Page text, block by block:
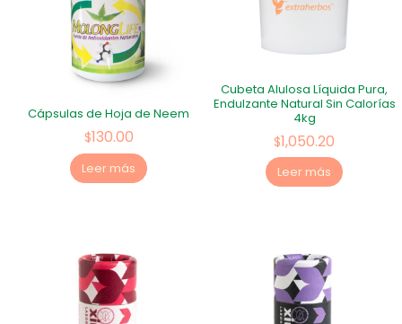
Cápsulas de Hoja de Neem
$130.00
Leer más
Cubeta Alulosa Líquida Pura,
Endulzante Natural Sin Calorías
4kg
$1,050.20
Leer más